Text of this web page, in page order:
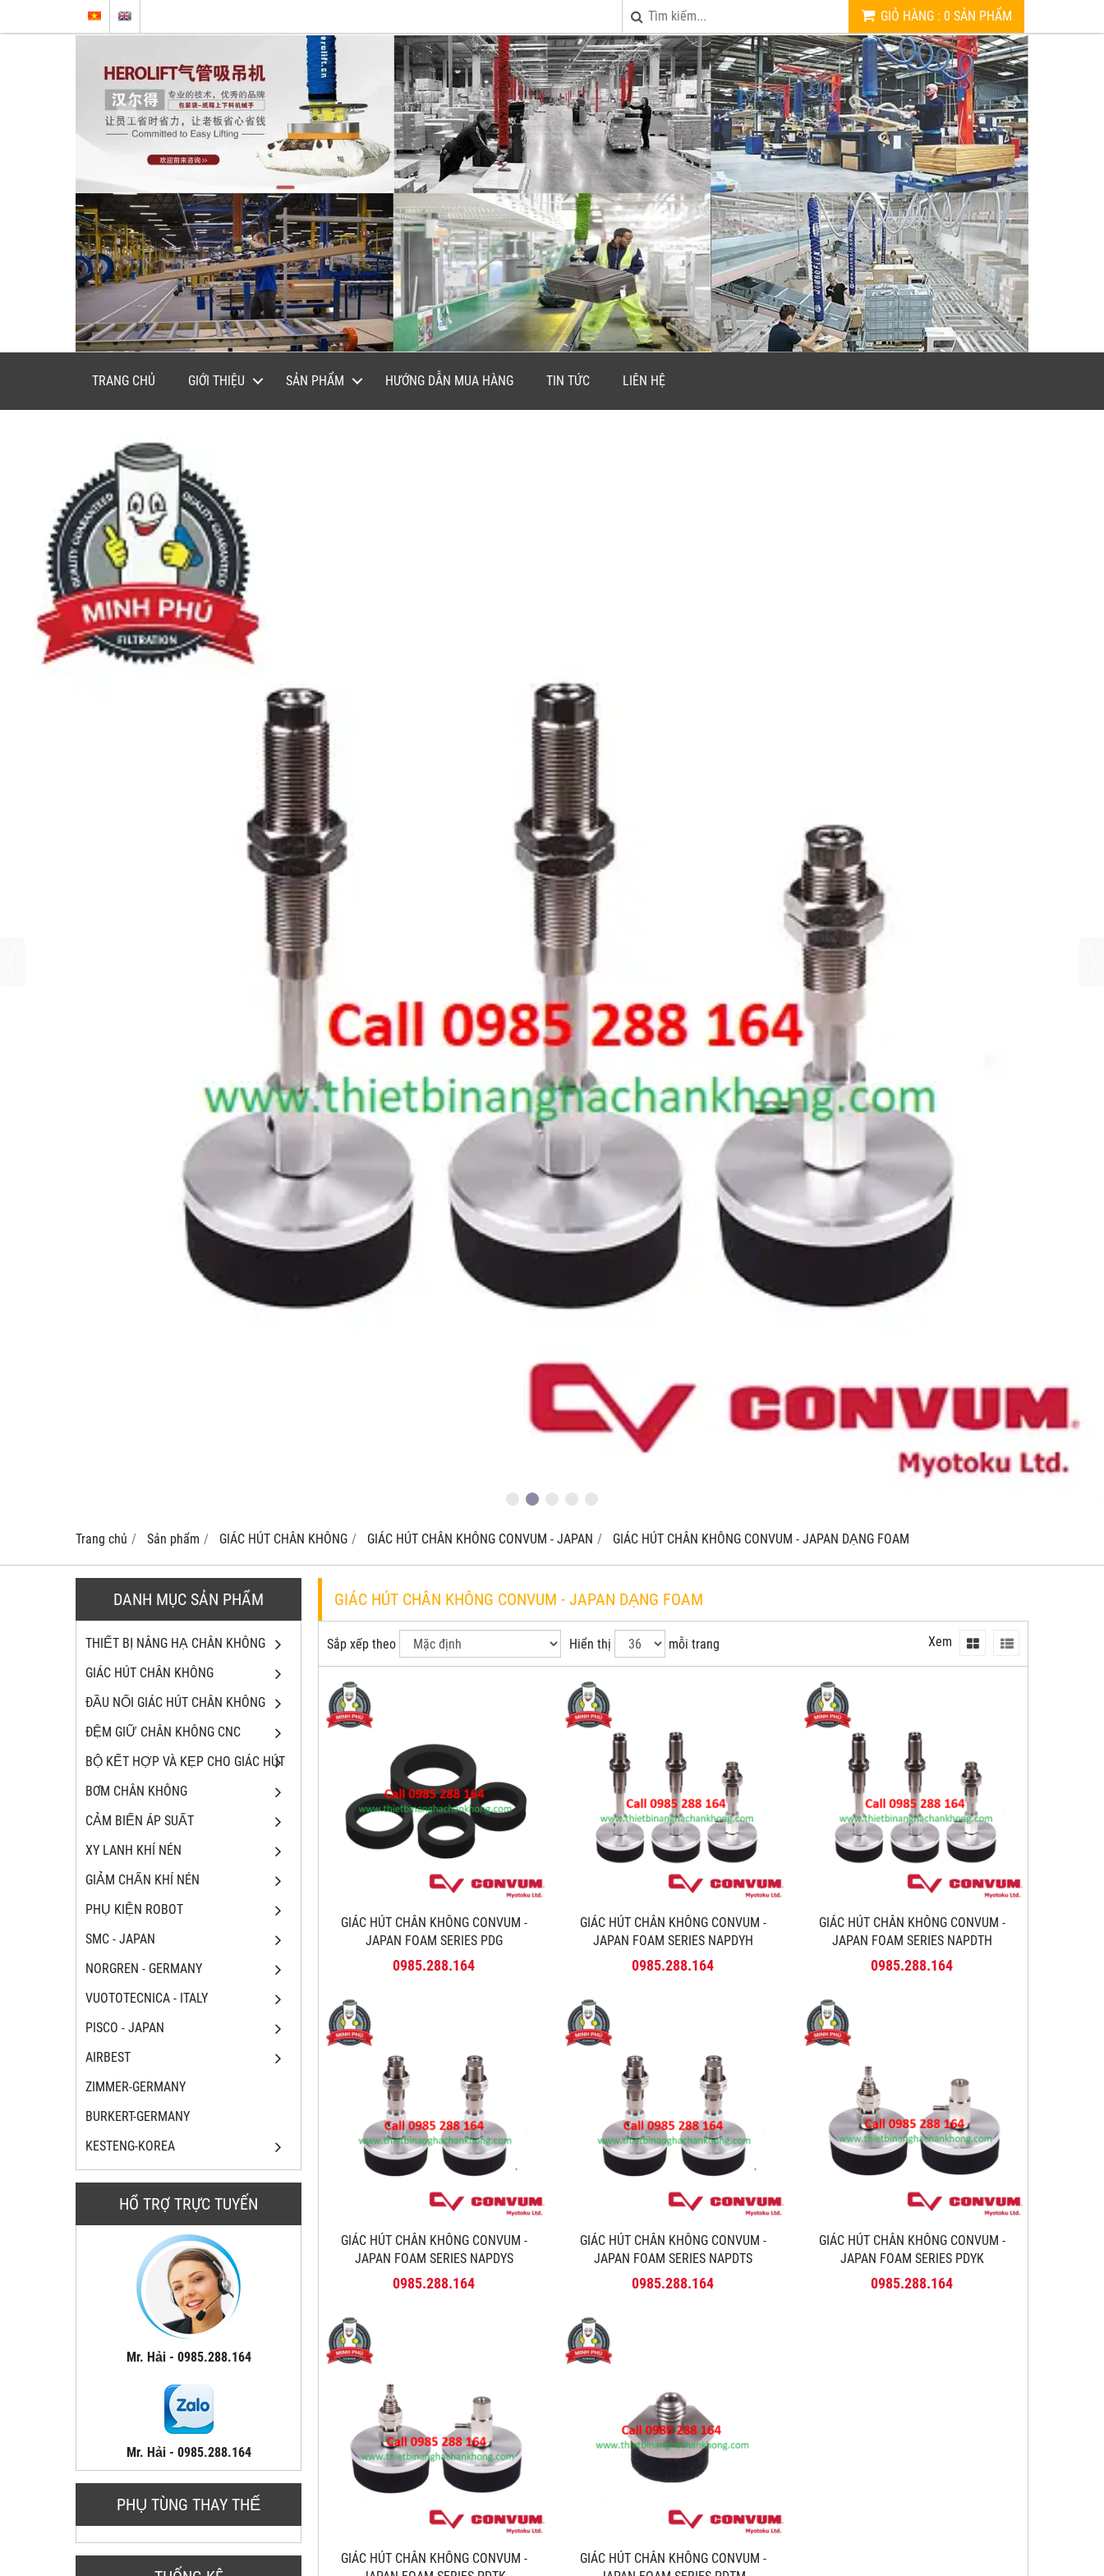
GIỎ HÀNG : 0 SẢN PHẨM
TRANG CHỦ GIỚI THIỆU SẢN PHẨM HƯỚNG DẪN MUA HÀNG TIN TỨC LIÊN HỆ
Trang chủ Sản phẩm GIÁC HÚT CHÂN KHÔNG GIÁC HÚT CHÂN KHÔNG CONVUM - JAPAN GIÁC HÚT CHÂN KHÔNG CONVUM - JAPAN DẠNG FOAM
DANH MỤC SẢN PHẨM
THIẾT BỊ NÂNG HẠ CHÂN KHÔNG
GIÁC HÚT CHÂN KHÔNG
ĐẦU NỐI GIÁC HÚT CHÂN KHÔNG
ĐỆM GIỮ CHÂN KHÔNG CNC
BỘ KẾT HỢP VÀ KẸP CHO GIÁC HÚT
BƠM CHÂN KHÔNG
CẢM BIẾN ÁP SUẤT
XY LANH KHÍ NÉN
GIẢM CHẤN KHÍ NÉN
PHỤ KIỆN ROBOT
SMC - JAPAN
NORGREN - GERMANY
VUOTOTECNICA - ITALY
PISCO - JAPAN
AIRBEST
ZIMMER-GERMANY
BURKERT-GERMANY
KESTENG-KOREA
HỔ TRỢ TRỰC TUYẾN
Mr. Hải - 0985.288.164
Mr. Hải - 0985.288.164
PHỤ TÙNG THAY THẾ
GIÁC HÚT CHÂN KHÔNG CONVUM - JAPAN DẠNG FOAM
Sắp xếp theo Hiển thị mỗi trang Xem
GIÁC HÚT CHÂN KHÔNG CONVUM -
JAPAN FOAM SERIES PDG
0985.288.164
GIÁC HÚT CHÂN KHÔNG CONVUM -
JAPAN FOAM SERIES NAPDYH
0985.288.164
GIÁC HÚT CHÂN KHÔNG CONVUM -
JAPAN FOAM SERIES NAPDTH
0985.288.164
GIÁC HÚT CHÂN KHÔNG CONVUM -
JAPAN FOAM SERIES NAPDYS
0985.288.164
GIÁC HÚT CHÂN KHÔNG CONVUM -
JAPAN FOAM SERIES NAPDTS
0985.288.164
GIÁC HÚT CHÂN KHÔNG CONVUM -
JAPAN FOAM SERIES PDYK
0985.288.164
GIÁC HÚT CHÂN KHÔNG CONVUM -
GIÁC HÚT CHÂN KHÔNG CONVUM -